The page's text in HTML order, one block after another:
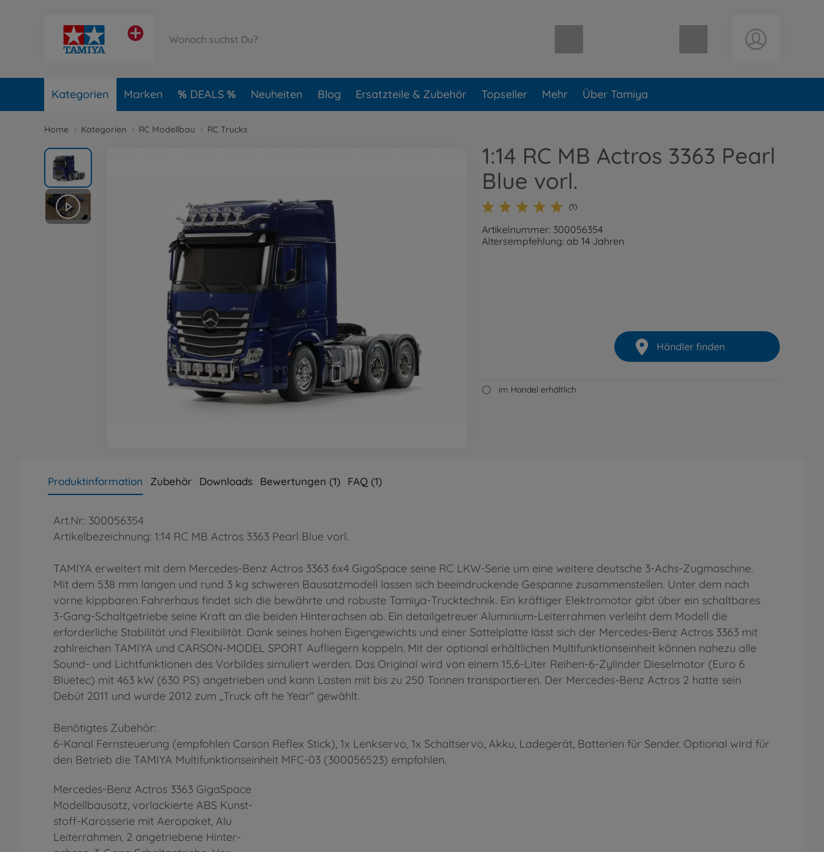
Warenkorb leer
Kategorien Marken DEALS Neuheiten Blog Ersatzteile & Zubehör Topseller Mehr Über Tamiya
Home Kategorien RC Modellbau RC Trucks
1:14 RC MB Actros 3363 Pearl
Blue vorl.
(1)
Artikelnummer: 300056354
Altersempfehlung: ab 14 Jahren
Händler finden
im Handel erhältlich
Produktinformation Zubehör Downloads Bewertungen (1) FAQ (1)
Art.Nr.: 300056354
Artikelbezeichnung: 1:14 RC MB Actros 3363 Pearl Blue vorl.
TAMIYA erweitert mit dem Mercedes-Benz Actros 3363 6x4 GigaSpace seine RC LKW-Serie um eine weitere deutsche 3-Achs-Zugmaschine.
Mit dem 538 mm langen und rund 3 kg schweren Bausatzmodell lassen sich beeindruckende Gespanne zusammenstellen. Unter dem nach
vorne kippbaren Fahrerhaus findet sich die bewährte und robuste Tamiya-Trucktechnik. Ein kräftiger Elektromotor gibt über ein schaltbares
3-Gang-Schaltgetriebe seine Kraft an die beiden Hinterachsen ab. Ein detailgetreuer Aluminium-Leiterrahmen verleiht dem Modell die
erforderliche Stabilität und Flexibilität. Dank seines hohen Eigengewichts und einer Sattelplatte lässt sich der Mercedes-Benz Actros 3363 mit
zahlreichen TAMIYA und CARSON-MODEL SPORT Aufliegern koppeln. Mit der optional erhältlichen Multifunktionseinheit können nahezu alle
Sound- und Lichtfunktionen des Vorbildes simuliert werden. Das Original wird von einem 15,6-Liter Reihen-6-Zylinder Dieselmotor (Euro 6
Bluetec) mit 463 kW (630 PS) angetrieben und kann Lasten mit bis zu 250 Tonnen transportieren. Der Mercedes-Benz Actros 2 hatte sein
Debüt 2011 und wurde 2012 zum „Truck oft he Year" gewählt.
Benötigtes Zubehör:
6-Kanal Fernsteuerung (empfohlen Carson Reflex Stick), 1x Lenkservo, 1x Schaltservo, Akku, Ladegerät, Batterien für Sender. Optional wird für
den Betrieb die TAMIYA Multifunktionseinheit MFC-03 (300056523) empfohlen.
Mercedes-Benz Actros 3363 GigaSpace
Modellbausatz, vorlackierte ABS Kunst-
stoff-Karosserie mit Aeropaket, Alu
Leiterrahmen, 2 angetriebene Hinter-